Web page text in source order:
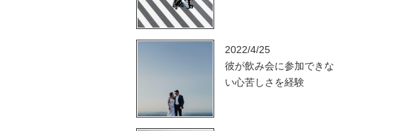
2022/4/25
彼が飲み会に参加できな
い心苦しさを経験